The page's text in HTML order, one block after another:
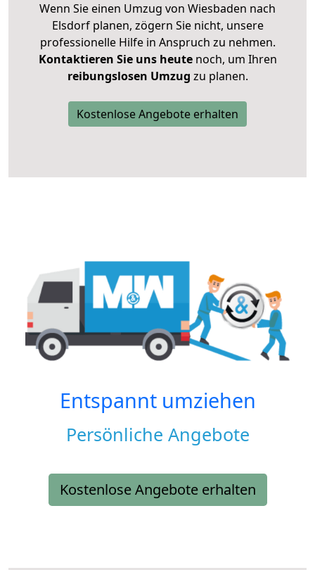
Wenn Sie einen Umzug von Wiesbaden nach
Elsdorf planen, zögern Sie nicht, unsere
professionelle Hilfe in Anspruch zu nehmen.
Kontaktieren Sie uns heutenoch, um Ihren
reibungslosen Umzug zu planen.
Kostenlose Angebote erhalten
Entspannt umziehen
Persönliche Angebote
Kostenlose Angebote erhalten